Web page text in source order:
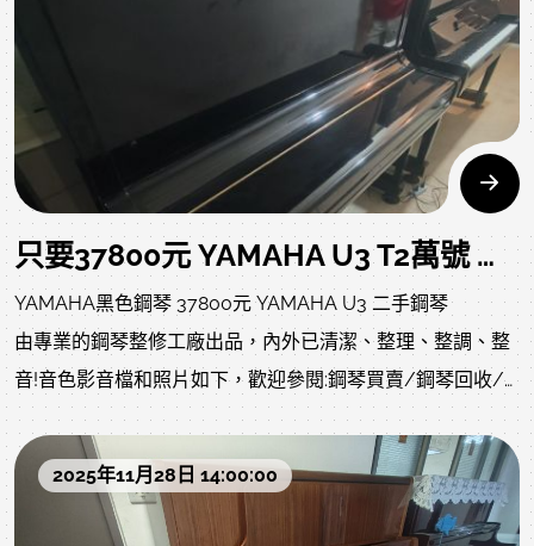
高 124 cm
深 63 cm
重量 204 kg
只要37800元 YAMAHA U3 T2萬號 二手鋼琴
YAMAHA黑色鋼琴 37800元 YAMAHA U3 二手鋼琴
由專業的鋼琴整修工廠出品，內外已清潔、整理、整調、整
音!音色影音檔和照片如下，歡迎參閱:鋼琴買賣/鋼琴回收/
鋼琴收購/鋼琴批發/鋼琴搬運/鋼琴調音/鋼琴維修/鋼琴保
養/全新鋼琴/中古鋼琴/二手鋼琴/鋼琴報廢/鋼琴估價文章
分享:在社團跟一般網友買二手鋼琴好嗎?https://www.rita-
music.com/modules/news/article.php?
2025年11月28日 14:00:00